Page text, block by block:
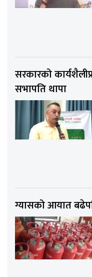
सरकारको
सभापति थापा
ग्यासको आयात